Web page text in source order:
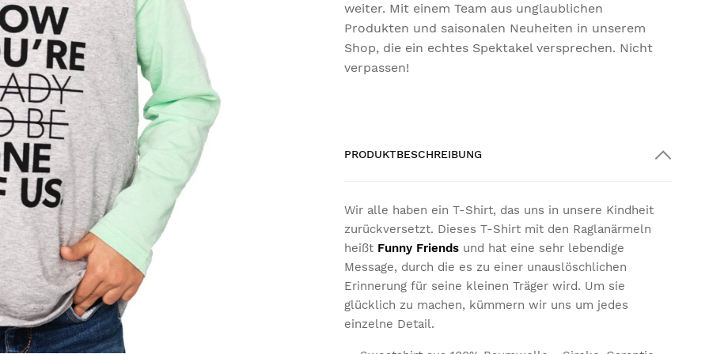
weiter. Mit einem Team aus unglaublichen
Produkten und saisonalen Neuheiten in unserem
Shop, die ein echtes Spektakel versprechen. Nicht
verpassen!
PRODUKTBESCHREIBUNG
Wir alle haben ein T-Shirt, das uns in unsere Kindheit
zurückversetzt. Dieses T-Shirt mit den Raglanärmeln
heißt Funny Friends und hat eine sehr lebendige
Message, durch die es zu einer unauslöschlichen
Erinnerung für seine kleinen Träger wird. Um sie
glücklich zu machen, kümmern wir uns um jedes
einzelne Detail.